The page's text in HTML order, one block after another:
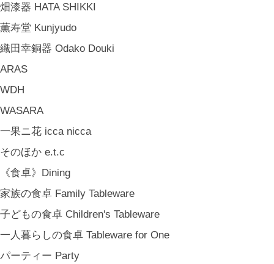
畑漆器 HATA SHIKKI
薫寿堂 Kunjyudo
織田幸銅器 Odako Douki
ARAS
WDH
WASARA
一果ニ花 icca nicca
そのほか e.t.c
《食卓》Dining
家族の食卓 Family Tableware
子どもの食卓 Children's Tableware
一人暮らしの食卓 Tableware for One
パーティー Party